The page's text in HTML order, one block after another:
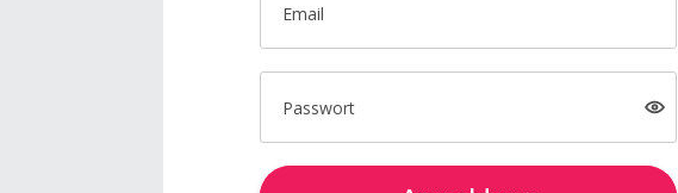
Email
Passwort